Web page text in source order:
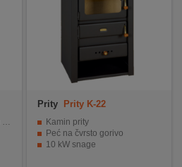
Prity Prity K-22
Kamin prity
Peć na čvrsto gorivo
10 kW snage